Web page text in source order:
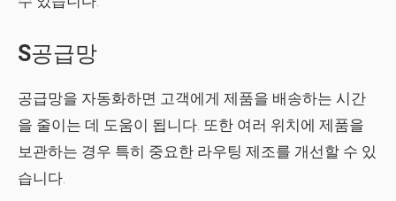
S공급망
공급망을 자동화하면 고객에게 제품을 배송하는 시간
을 줄이는 데 도움이 됩니다. 또한 여러 위치에 제품을
보관하는 경우 특히 중요한 라우팅 제조를 개선할 수 있
습니다.